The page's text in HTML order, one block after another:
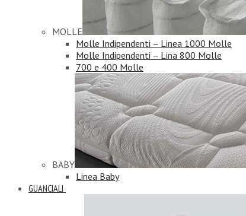
MOLLE
Molle Indipendenti – Linea 1000 Molle
Molle Indipendenti – Lina 800 Molle
700 e 400 Molle
BABY
Linea Baby
GUANCIALI